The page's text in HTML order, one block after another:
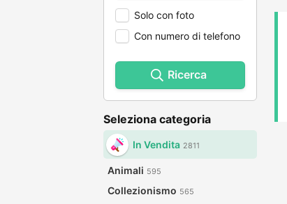
Solo con foto
Con numero di telefono
Ricerca
Seleziona categoria
In Vendita 2811
Animali 595
Collezionismo 565